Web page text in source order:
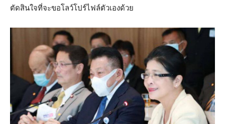
ตัดสินใจที่จะขอโลว์โปร์ไฟล์ตัวเองด้วย